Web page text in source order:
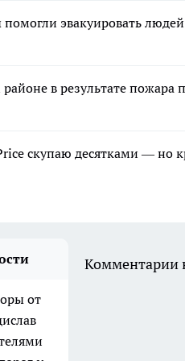
помогли эвакуировать
в результате
скупаю десятками — но
от
Комментарии